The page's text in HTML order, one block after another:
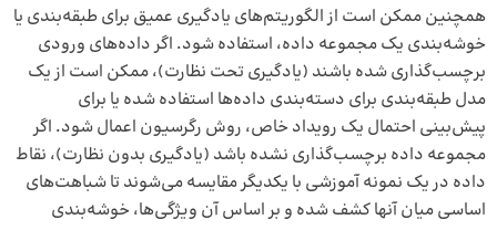
همچنین ممکن است از الگوریتم‌های یادگیری عمیق برای طبقه‌بندی یا
خوشه‌بندی یک مجموعه داده، استفاده شود. اگر داده‌های ورودی
برچسب‌گذاری شده باشند (یادگیری تحت نظارت)، ممکن است از یک
مدل طبقه‌بندی برای دسته‌بندی داده‌ها استفاده شده یا برای
پیش‌بینی احتمال یک رویداد خاص، روش رگرسیون اعمال شود. اگر
مجموعه داده برچسب‌گذاری نشده باشد (یادگیری بدون نظارت)، نقاط
داده در یک نمونه آموزشی با یکدیگر مقایسه می‌شوند تا شباهت‌های
اساسی میان آنها کشف شده و بر اساس آن ویژگی‌ها، خوشه‌بندی